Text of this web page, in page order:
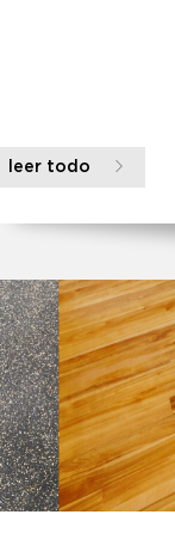
leer todo